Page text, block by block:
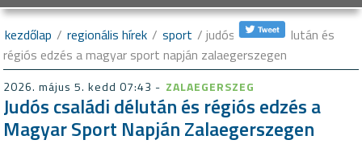
kezdőlap / regionális hírek / sport / judós családi délután és
régiós edzés a magyar sport napján zalaegerszegen
2026. május 5. kedd 07:43 - ZALAEGERSZEG
Judós családi délután és régiós edzés a
Magyar Sport Napján Zalaegerszegen